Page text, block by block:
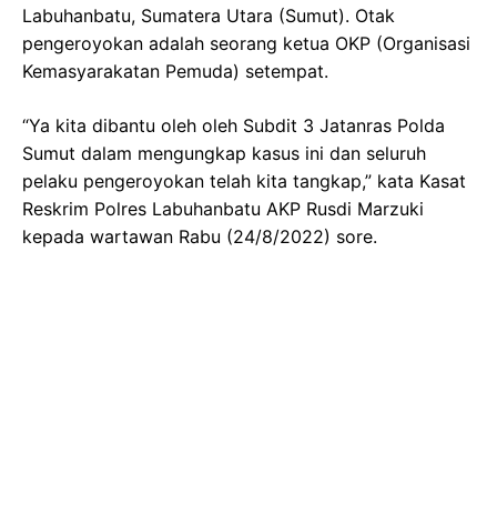
Labuhanbatu, Sumatera Utara (Sumut). Otak
pengeroyokan adalah seorang ketua OKP (Organisasi
Kemasyarakatan Pemuda) setempat.
“Ya kita dibantu oleh oleh Subdit 3 Jatanras Polda
Sumut dalam mengungkap kasus ini dan seluruh
pelaku pengeroyokan telah kita tangkap,” kata Kasat
Reskrim Polres Labuhanbatu AKP Rusdi Marzuki
kepada wartawan Rabu (24/8/2022) sore.